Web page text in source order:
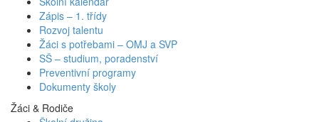
Zápis – 1. třídy
Rozvoj talentu
Žáci s potřebami – OMJ a SVP
SŠ – studium, poradenství
Preventivní programy
Dokumenty školy
Žáci & Rodiče